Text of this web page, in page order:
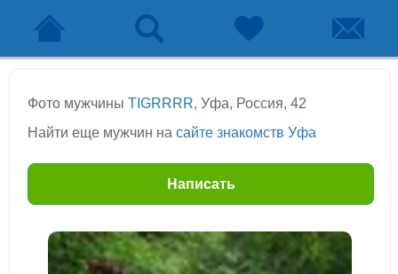
Фото мужчины TIGRRRR, Уфа, Россия, 42
Найти еще мужчин на сайте знакомств Уфа
Написать